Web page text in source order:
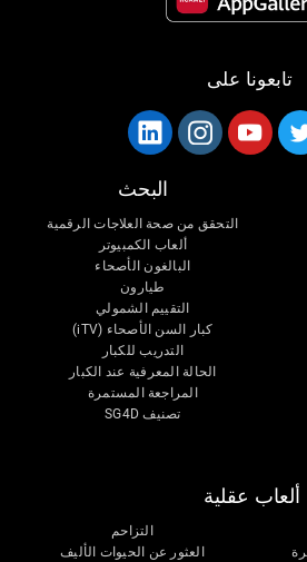
تابعونا على
البحث
التحقق من صحة العلاجات الرقمية
ألعاب الكمبيوتر
البالغون الأصحاء
طيارون
التقييم الشمولي
كبار السن الأصحاء (iTV)
التدريب للكبار
الحالة المعرفية عند الكبار
المراجعة المستمرة
تصنيف SG4D
ألعاب عقلية
التزاحم
العثور عن الحيوات الأليف